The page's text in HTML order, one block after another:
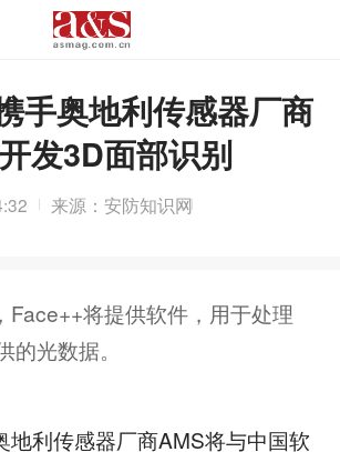
手奥地利传感器厂商
发3D面部识别
来源：安防知识网
Face++将提供软件，用于处理
光数据。
利传感器厂商AMS将与中国软